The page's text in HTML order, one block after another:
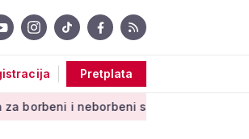
Pretplata
sektor od početka 2027. godine